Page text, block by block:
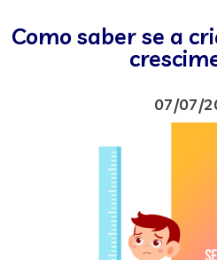
Como saber se a
07/07/